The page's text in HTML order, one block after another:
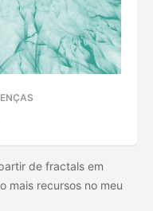
de fractals em
mais recursos no meu